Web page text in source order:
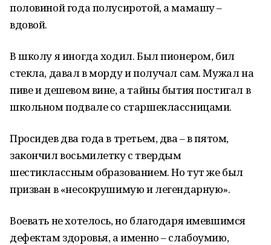
половиной года полусиротой, а мамашу –
вдовой.
В школу я иногда ходил. Был пионером, бил
стекла, давал в морду и получал сам. Мужал на
пиве и дешевом вине, а тайны бытия постигал в
школьном подвале со старшеклассницами.
Просидев два года в третьем, два – в пятом,
закончил восьмилетку с твердым
шестиклассным образованием. Но тут же был
призван в «несокрушимую и легендарную».
Воевать не хотелось, но благодаря имевшимся
дефектам здоровья, а именно – слабоумию,